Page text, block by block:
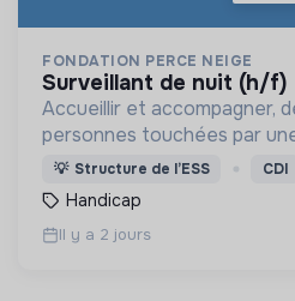
FONDATION PERCE NEIGE
surveillant de nuit (h/f)
Accueillir et accompagner,
personnes touchées par
un handicap physique ou
💡 Structure de l’ESS CDI
Handicap
Il y a 2 jours